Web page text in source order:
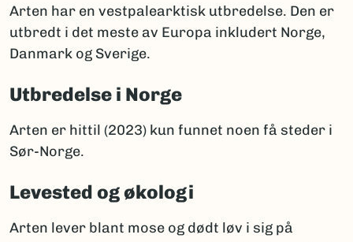
Arten har en vestpalearktisk utbredelse. Den er
utbredt i det meste av Europa inkludert Norge,
Danmark og Sverige.
Utbredelse i Norge
Arten er hittil (2023) kun funnet noen få steder i
Sør-Norge.
Levested og økologi
Arten lever blant mose og dødt løv i sig på